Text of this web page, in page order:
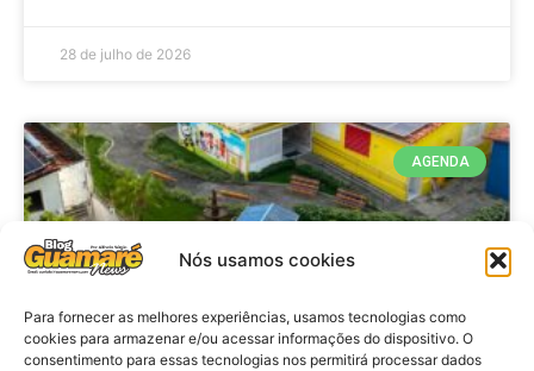
Nós usamos cookies
Para fornecer as melhores experiências, usamos tecnologias como
cookies para armazenar e/ou acessar informações do dispositivo. O
consentimento para essas tecnologias nos permitirá processar dados
28 de julho de 2026
AGENDA